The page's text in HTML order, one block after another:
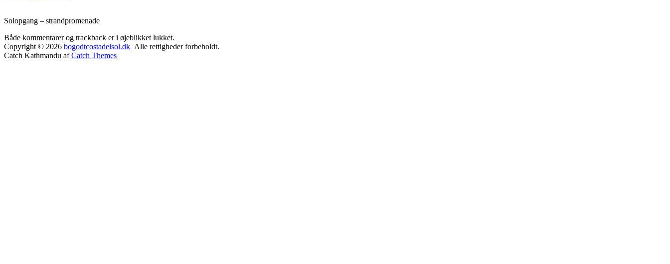
Solopgang – strandpromenade
Både kommentarer og trackback er i øjeblikket lukket.
Copyright © 2026 bogodtcostadelsol.dk Alle rettigheder forbeholdt.
Catch Kathmandu afCatch Themes